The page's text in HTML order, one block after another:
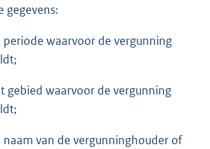
gegevens:
periode waarvoor de vergunning
gebied waarvoor de vergunning
naam van de vergunninghouder of